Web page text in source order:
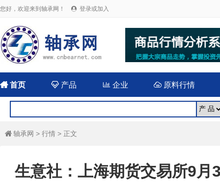
您好，欢迎来到轴承网！  登录或加入
首页  产品 企业 原料行情
 轴承网 > 行情 > 正文
生意社：上海期货交易所9月